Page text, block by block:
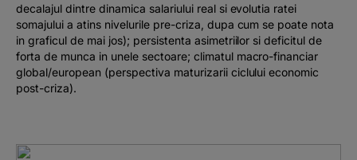
decalajul dintre dinamica salariului real si evolutia ratei
somajului a atins nivelurile pre-criza, dupa cum se poate nota
in graficul de mai jos); persistenta asimetriilor si deficitul de
forta de munca in unele sectoare; climatul macro-financiar
global/european (perspectiva maturizarii ciclului economic
post-criza).